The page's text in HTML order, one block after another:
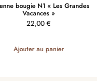
bougie N1 « Les Grandes
Vacances »
22,00 €
Ajouter au panier